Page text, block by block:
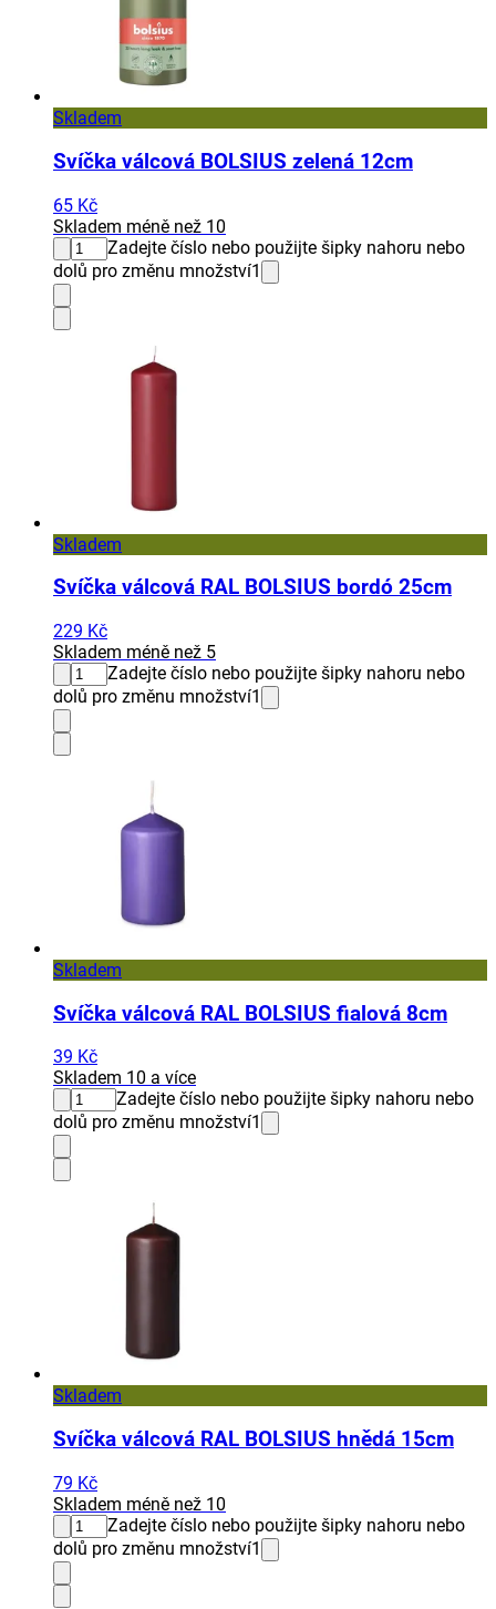
Skladem
Svíčka válcová BOLSIUS zelená 12cm
65 Kč
Skladem méně než 10
Zadejte číslo nebo použijte šipky nahoru nebo
dolů pro změnu množství1
Skladem
Svíčka válcová RAL BOLSIUS bordó 25cm
229 Kč
Skladem méně než 5
Zadejte číslo nebo použijte šipky nahoru nebo
dolů pro změnu množství1
Skladem
Svíčka válcová RAL BOLSIUS fialová 8cm
39 Kč
Skladem 10 a více
Zadejte číslo nebo použijte šipky nahoru nebo
dolů pro změnu množství1
Skladem
Svíčka válcová RAL BOLSIUS hnědá 15cm
79 Kč
Skladem méně než 10
Zadejte číslo nebo použijte šipky nahoru nebo
dolů pro změnu množství1